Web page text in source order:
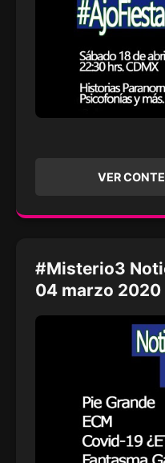
VER
#Misterio3
04 marzo 2020